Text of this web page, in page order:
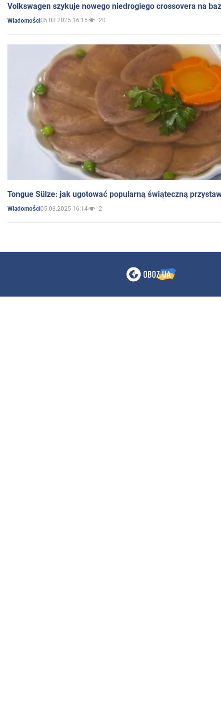
Volkswagen szykuje nowego niedrogiego crossovera na
Wiadomości05.03.2025 16:15 20
Tongue Sülze: jak ugotować popularną świąteczną
Wiadomości05.03.2025 16:14 2